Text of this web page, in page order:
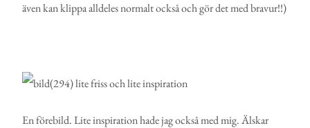
även kan klippa alldeles normalt också och gör det med bravur!!)
En förebild. Lite inspiration hade jag också med mig. Älskar